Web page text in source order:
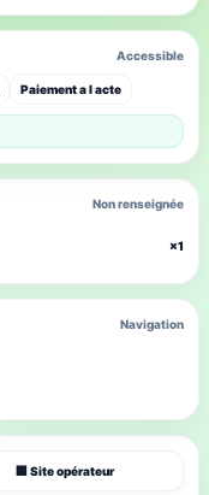
🏢 Site opérateur
Non renseignée
×1
Accessible
Paiement a l acte
Navigation